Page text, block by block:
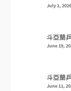
July 1, 2026
斗亞蘭
June 19,
斗亞蘭
June 11,